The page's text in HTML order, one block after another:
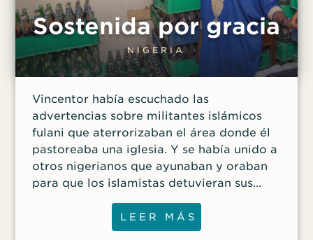
Sostenida por gracia
NIGERIA
Vincentor había escuchado las
advertencias sobre militantes islámicos
fulani que aterrorizaban el área donde él
pastoreaba una iglesia. Y se había unido a
otros nigerianos que ayunaban y oraban
para que los islamistas detuvieran sus
ataques y abandonaran la región. Pero en
junio de 2018, con los recientes ataques
rondando mucho en su mente, Vincentor
LEER MÁS